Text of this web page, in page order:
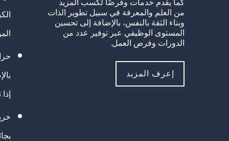
كما يقدم خدمات وفرصًا لكسب المزيد
من العلم والمعرفة في سبيل تطوير الذات
وبناء الثقة بالنفس، بالإضافة إلى تحسين
المستوى الوظيفي عبر توفير عدد من
الدورات وفرص العمل.
إعرف المزيد